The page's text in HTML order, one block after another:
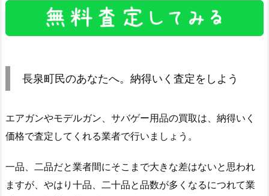
長泉町民のあなたへ。納得いく査定をしよう
エアガンやモデルガン、サバゲー用品の買取は、納得いく
価格で査定してくれる業者で行いましょう。
一品、二品だと業者間にそこまで大きな差はないと思われ
ますが、やはり十品、二十品と品数が多くなるにつれて業